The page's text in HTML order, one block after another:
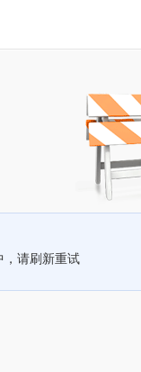
，请刷新重试